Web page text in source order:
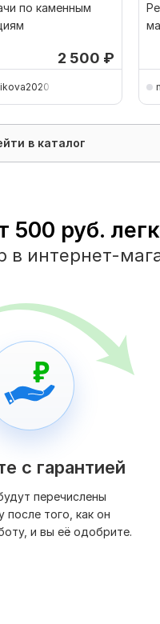
по каменным
2 500 ₽
в каталог
500 руб.
в интернет-
с гарантией
перечислены
после того, как он
и вы её одобрите.